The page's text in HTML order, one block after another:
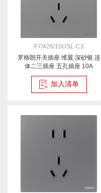
F7/426/10USL-C3
罗格朗开关插座 维翼 深砂银 连
体二三插座 五孔插座 10A
加入清单